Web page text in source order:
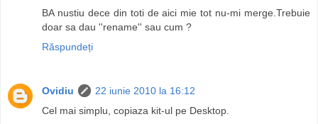
BA nustiu dece din toti de aici mie tot nu-mi merge.Trebuie
doar sa dau ''rename'' sau cum ?
Răspundeți
Ovidiu
22 iunie 2010 la 16:12
Cel mai simplu, copiaza kit-ul pe Desktop.